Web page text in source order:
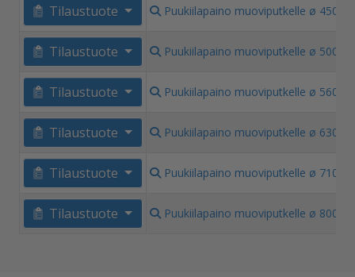
Tilaustuote Puukiilapaino muoviputkelle ø 450
Tilaustuote Puukiilapaino muoviputkelle ø 500
Tilaustuote Puukiilapaino muoviputkelle ø 560
Tilaustuote Puukiilapaino muoviputkelle ø 630
Tilaustuote Puukiilapaino muoviputkelle ø 710
Tilaustuote Puukiilapaino muoviputkelle ø 800